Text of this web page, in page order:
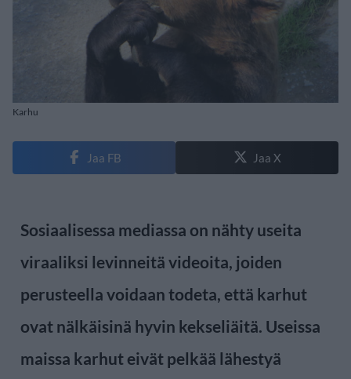
Karhu
Jaa FB Jaa X
Sosiaalisessa mediassa on nähty useita
viraaliksi levinneitä videoita, joiden
perusteella voidaan todeta, että karhut
ovat nälkäisinä hyvin kekseliäitä. Useissa
maissa karhut eivät pelkää lähestyä